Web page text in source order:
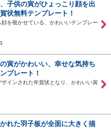
子供の寅がひょっこり顔を出
状無料テンプレート！
を覗かせている、かわいいテンプレー
寅がかわいい、幸せな気持ち
プレート！
インされた年賀状となり、かわいい寅
れた羽子板が全面に大きく描